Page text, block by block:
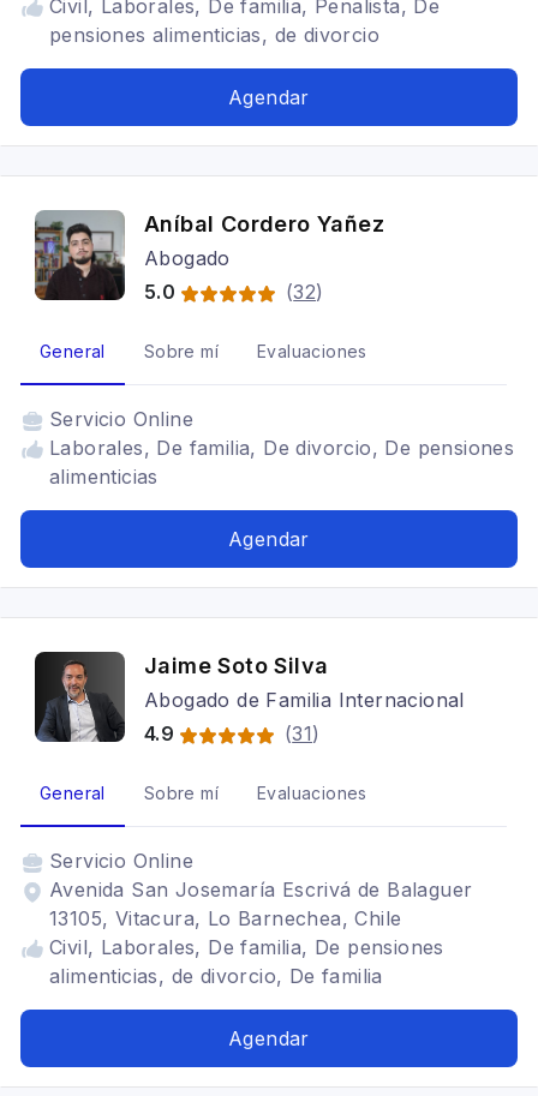
Civil, Laborales, De familia, Penalista, De
pensiones alimenticias, de divorcio
Agendar
Aníbal Cordero Yañez
Abogado
5.0
(32)
General Sobre mí Evaluaciones
Servicio Online
Laborales, De familia, De divorcio, De pensiones
alimenticias
Agendar
Jaime Soto Silva
Abogado de Familia Internacional
4.9
(31)
General Sobre mí Evaluaciones
Servicio Online
Avenida San Josemaría Escrivá de Balaguer
13105, Vitacura, Lo Barnechea, Chile
Civil, Laborales, De familia, De pensiones
alimenticias, de divorcio, De familia
Agendar